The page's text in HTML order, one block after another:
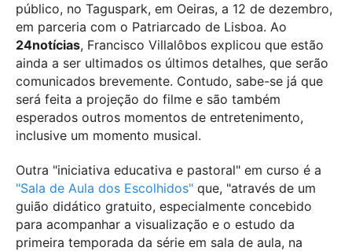
público, no Taguspark, em Oeiras, a 12 de dezembro,
em parceria com o Patriarcado de Lisboa. Ao
24notícias, Francisco Villalôbos explicou que estão
ainda a ser ultimados os últimos detalhes, que serão
comunicados brevemente. Contudo, sabe-se já que
será feita a projeção do filme e são também
esperados outros momentos de entretenimento,
inclusive um momento musical.
Outra "iniciativa educativa e pastoral" em curso é a
"Sala de Aula dos Escolhidos" que, "através de um
guião didático gratuito, especialmente concebido
para acompanhar a visualização e o estudo da
primeira temporada da série em sala de aula, na